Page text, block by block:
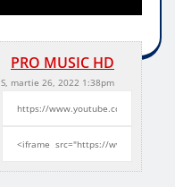
PRO MUSIC HD
S, martie 26, 2022 1:38pm